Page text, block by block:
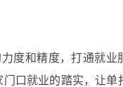
度和精度，打通就业
口就业的踏实，让单